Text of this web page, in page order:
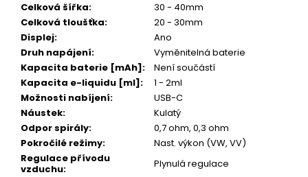
Celková šířka:
30 - 40mm
Celková tloušťka:
20 - 30mm
Displej:
Ano
Druh napájení:
Vyměnitelná baterie
Kapacita baterie [mAh]:
Není součástí
Kapacita e-liquidu [ml]:
1 - 2ml
Možnosti nabíjení:
USB-C
Náustek:
Kulatý
Odpor spirály:
0,7 ohm, 0,3 ohm
Pokročilé režimy:
Nast. výkon (VW, VV)
Regulace přívodu
vzduchu:
Plynulá regulace
10MG
185
Kč
Původně:
245
Kč